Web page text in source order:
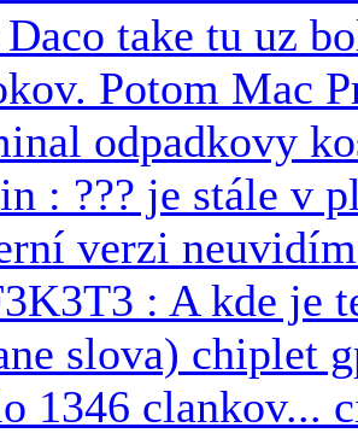
take tu uz
Potom Mac
odpadkovy
: ??? je stále v
verzi
: A kde je
slova) chiplet
1346 clankov...